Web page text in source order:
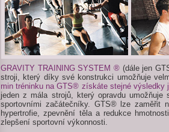
GRAVITY TRAINING SYSTEM ® (dále jen
stroji, který díky své konstrukci umožňuje
min tréninku na GTS® získáte stejné
jeden z mála strojů, který opravdu umožňuje
sportovními začátečníky. GTS® lze zaměřit
hypertrofie, zpevnění těla a redukce
zlepšení sportovní výkonnosti.